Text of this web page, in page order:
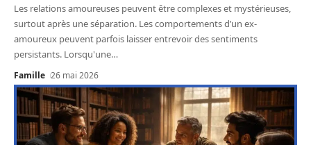
Les relations amoureuses peuvent être complexes et mystérieuses,
surtout après une séparation. Les comportements d’un ex-
amoureux peuvent parfois laisser entrevoir des sentiments
persistants. Lorsqu'une…
Famille 26 mai 2026